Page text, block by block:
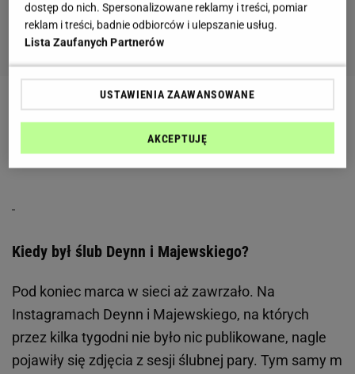
Deynn nie odpuszcza hejterom. Fit blogerka szuka
osoby, która prowadzi oczerniające ją konto i oferuje
nagrodę w wysokości kilku tysięcy złotych
Kiedy był ślub Deynn i Majewskiego?
Pod koniec marca w sieci aż zawrzało. Na
Instagramach Deynn i Majewskiego, na których
przez kilka tygodni nie było nic publikowane, nagle
pojawiły się zdjęcia z sesji ślubnej pary. Tym samy m
dostęp do nich. Spersonalizowane reklamy i treści, pomiar
reklam i treści, badnie odbiorców i ulepszanie usług.
Lista Zaufanych Partnerów
USTAWIENIA ZAAWANSOWANE
AKCEPTUJĘ